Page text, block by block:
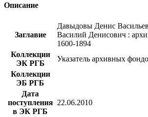
Описание
Заглавие
Давыдовы Денис
Василий Денисович :
1600-1894
Коллекции
ЭК РГБ
Указатель архивных
Коллекции
ЭБ РГБ
Дата
поступления
в ЭК РГБ
22.06.2010